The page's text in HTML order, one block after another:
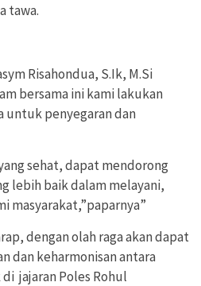
tawa.
Risahondua, S.Ik, M.Si
bersama ini kami lakukan
untuk penyegaran dan
sehat, dapat mendorong
lebih baik dalam melayani,
masyarakat,”paparnya”
dengan olah raga akan dapat
dan keharmonisan antara
jajaran Poles Rohul